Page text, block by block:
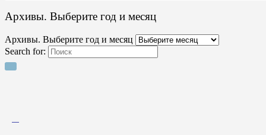
Архивы. Выберите год и месяц
Архивы. Выберите год и месяц
Search for: